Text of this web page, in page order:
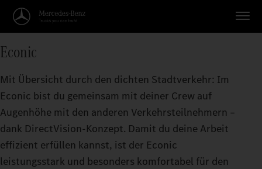
Econic
Mit Übersicht durch den dichten Stadtverkehr: Im
Econic bist du gemeinsam mit deiner Crew auf
Augenhöhe mit den anderen Verkehrsteilnehmern –
dank DirectVision-Konzept. Damit du deine Arbeit
effizient erfüllen kannst, ist der Econic
leistungsstark und besonders komfortabel für den